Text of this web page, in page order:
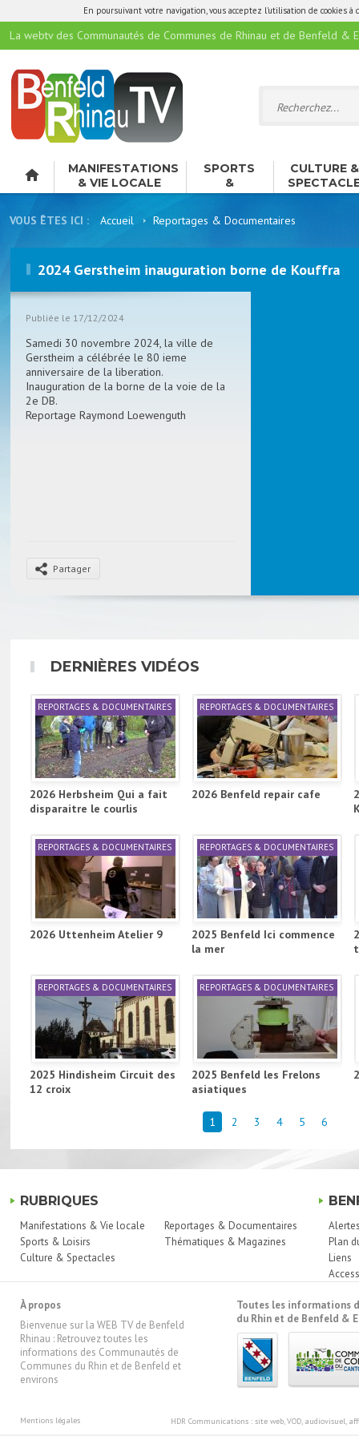
En poursuivant votre navigation, vous acceptez l'utilisation de cookies
La webtv des Communautés de Communes de Rhinau et de Benfeld &
MANIFESTATIONS
& VIE LOCALE
SPORTS
&
LOISIRS
CULTURE &
VOUS ÊTES ICI : Accueil Reportages & Documentaires
2024 Gerstheim inauguration borne de Kouffra
Publiée le 17/12/2024
Samedi 30 novembre 2024, la ville de
Gerstheim a célébrée le 80 ieme
anniversaire de la liberation.
Inauguration de la borne de la voie de la
2e DB.
Reportage Raymond Loewenguth
Partager
DERNIÈRES VIDÉOS
REPORTAGES & DOCUMENTAIRES
2026 Herbsheim Qui a fait
disparaitre le courlis
REPORTAGES & DOCUMENTAIRES
2026 Benfeld repair cafe
REPORTAGES & DOCUMENTAIRES
2026 Uttenheim Atelier 9
REPORTAGES & DOCUMENTAIRES
2025 Benfeld Ici commence
la mer
REPORTAGES & DOCUMENTAIRES
2025 Hindisheim Circuit des
12 croix
REPORTAGES & DOCUMENTAIRES
2025 Benfeld les Frelons
asiatiques
1 2 3 4 5 6
RUBRIQUES
Manifestations & Vie locale
Sports & Loisirs
Culture & Spectacles
Reportages & Documentaires
Thématiques & Magazines
Plan
Liens
À propos
Bienvenue sur la WEB TV de Benfeld
Rhinau : Retrouvez toutes les
informations des Communautés de
Communes du Rhin et de Benfeld et
environs
Toutes les informations
du Rhin et de Benfeld &
Mentions légales HDR Communications : site web, VOD, audiovisuel,